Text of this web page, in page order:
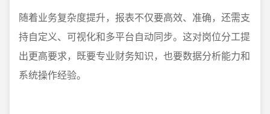
随着业务复杂度提升，报表不仅要高效、准确，还需支
持自定义、可视化和多平台自动同步。这对岗位分工提
出更高要求，既要专业财务知识，也要数据分析能力和
系统操作经验。